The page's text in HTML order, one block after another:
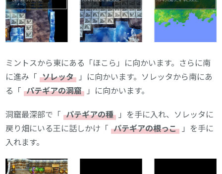
ミントスから東にある「ほこら」に向かいます。さらに南
に進み「 ソレッタ 」に向かいます。ソレッタから南にあ
る「 パテギアの洞窟 」に向かいます。
洞窟最深部で「 パテギアの種 」を手に入れ、ソレッタに
戻り畑にいる王に話しかけ「 パテギアの根っこ 」を手に
入れます。